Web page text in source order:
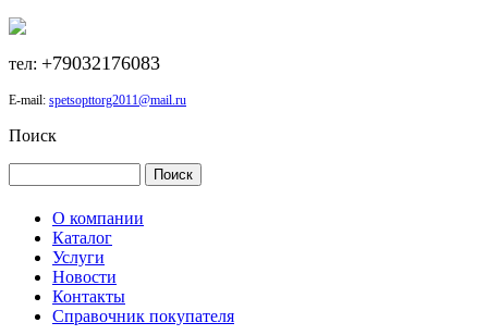
тел: +79032176083
E-mail: spetsopttorg2011@mail.ru
Поиск
О компании
Каталог
Услуги
Новости
Контакты
Справочник покупателя